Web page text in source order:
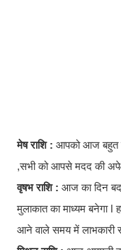
मेष राशि : आपको आज बहुत
,सभी को आपसे मदद की
वृषभ राशि : आज का दिन
मुलाकात का माध्यम बनेगा
आने वाले समय में लाभकारी